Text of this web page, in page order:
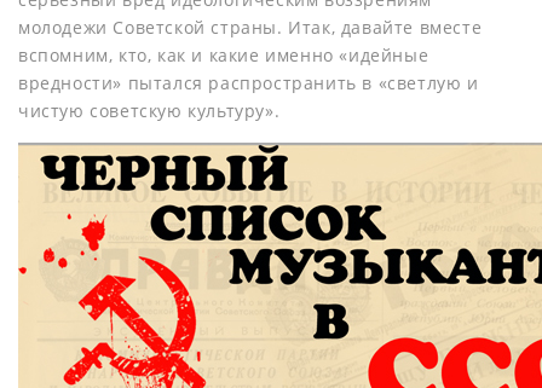
молодежи Советской страны. Итак, давайте вместе
вспомним, кто, как и какие именно «идейные
вредности» пытался распространить в «светлую и
чистую советскую культуру».